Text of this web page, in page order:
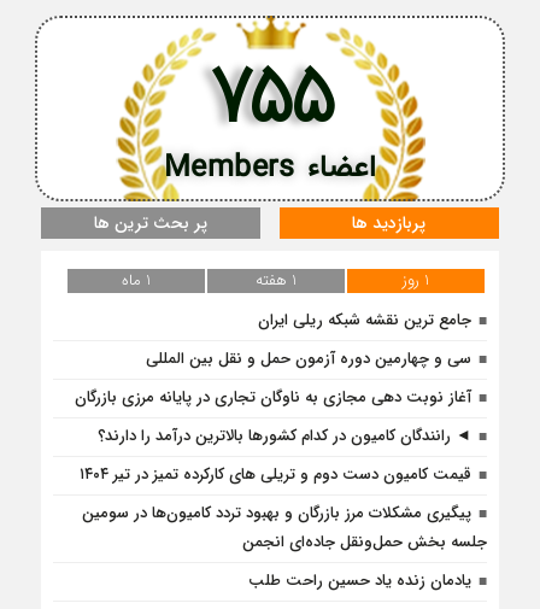
اعضاء Members
755
پربازدید ها پر بحث ترین ها
1 روز 1 هفته
1 ماه
جامع ترین نقشه شبکه ریلی ایران
سی و چهارمین دوره آزمون حمل و نقل بین المللی
آغاز نوبت دهی مجازی به ناوگان تجاری در پایانه مرزی بازرگان
◄ رانندگان کامیون در کدام کشورها بالاترین درآمد را دارند؟
قیمت کامیون دست دوم و تریلی‌ های کارکرده تمیز در تیر ۱۴۰۴
پیگیری مشکلات مرز بازرگان و بهبود تردد کامیون‌ها در سومین
جلسه بخش حمل‌ونقل جاده‌ای انجمن
یادمان زنده یاد حسین راحت طلب